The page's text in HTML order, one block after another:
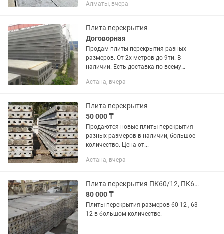
Ширина 1.20 и 1 м. Цена зависит от
Алматы, вчера
Плита перекрытия
Договорная
Продам плиты перекрытия разных
размеров. От 2х метров до 9ти. В
наличии. Есть доставка по всему
Астана, вчера
Плита перекрытия
50 000 ₸
Продаются новые плиты перекрытия
разных размеров в наличии, большое
количество. Цена от...
Астана, вчера
Плита перекрытия ПК60/12, ПК63/12
80 000 ₸
Плиты перекрытия размеров 60-12 , 63-
12 в большом количестве.